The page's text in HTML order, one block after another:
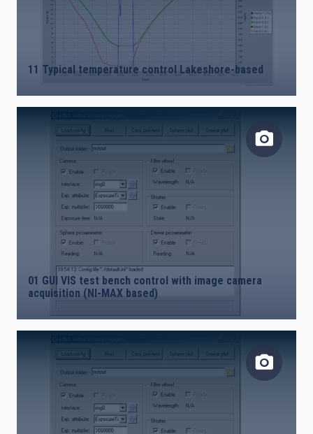
11 Typical temperature control Lakeshore-based
01 GUI VIS test bench control with image camera
acquisition (NI-MAX based)